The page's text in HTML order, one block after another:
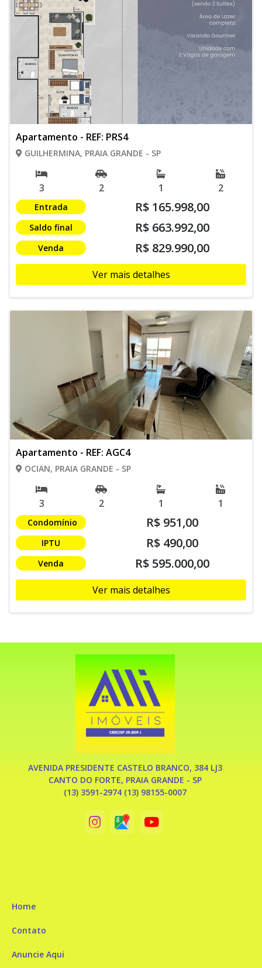
Apartamento - REF: PRS4
GUILHERMINA, PRAIA GRANDE - SP
3 2 1 2
Entrada R$ 165.998,00
Saldo final R$ 663.992,00
Venda R$ 829.990,00
Ver mais detalhes
Apartamento - REF: AGC4
OCIAN, PRAIA GRANDE - SP
3 2 1 1
Condomínio R$ 951,00
IPTU R$ 490,00
Venda R$ 595.000,00
Ver mais detalhes
AVENIDA PRESIDENTE CASTELO BRANCO, 384 LJ3
CANTO DO FORTE, PRAIA GRANDE - SP
(13) 3591-2974 (13) 98155-0007
Home
Contato
Anuncie Aqui